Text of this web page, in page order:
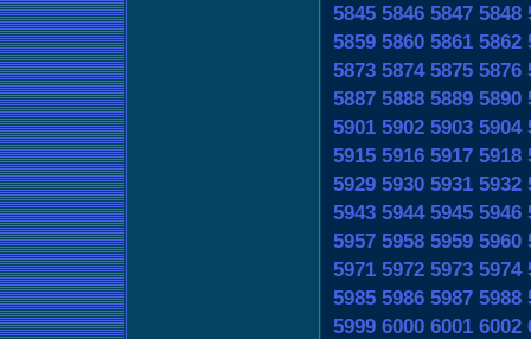
5845 5846 5847 5848
5859 5860 5861 5862
5873 5874 5875 5876
5887 5888 5889 5890
5901 5902 5903 5904
5915 5916 5917 5918
5929 5930 5931 5932
5943 5944 5945 5946
5957 5958 5959 5960
5971 5972 5973 5974
5985 5986 5987 5988
5999 6000 6001 6002